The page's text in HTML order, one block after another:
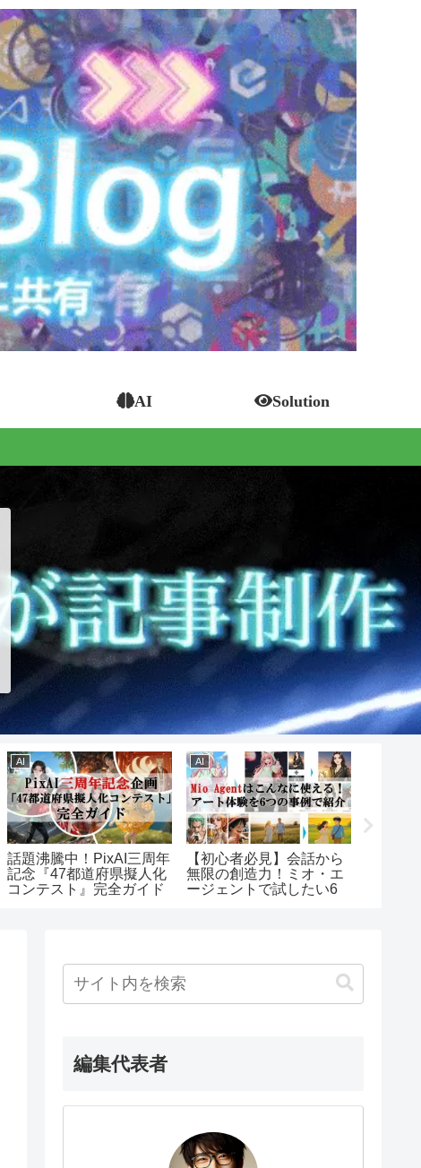
AI Solution
AI
話題沸騰中！PixAI三周年
記念『47都道府県擬人化
コンテスト』完全ガイド
AI
【初心者必見】会話から
無限の創造力！ミオ・エ
ージェントで試したい6
編集代表者